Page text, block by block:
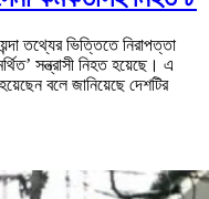
তথ্যের ভিত্তিতে নিরাপত্তা
সন্ত্রাসী নিহত হয়েছে। এ
বলে জানিয়েছে দেশটির